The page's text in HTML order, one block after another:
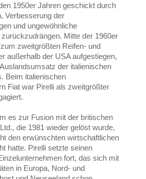
1950er Jahren geschickt durch
Verbesserung der
und ungewöhnliche
Mitte der 1960er
zweitgrößten Reifen- und
außerhalb der USA aufgestiegen,
der italienischen
Beim italienischen
Fiat war Pirelli als zweitgrößter
es zur Fusion mit der britischen
die 1981 wieder gelöst wurde,
den erwünschten wirtschaftlichen
hatte. Pirelli setzte seinen
fort, das sich mit
in Europa, Nord- und